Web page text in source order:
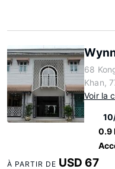
68
Khan,
Voir la
0.9
À PARTIR DE USD 67